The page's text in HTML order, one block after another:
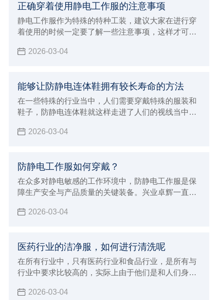
正确穿着使用静电工作服的注意事项
静电工作服作为特殊的特种工装，建议大家在进行穿
着使用的时候一定要了解一些注意事项，这样才可以
2026-03-04
能够让防静电连体鞋拥有较长寿命的方法
在一些特殊的行业当中，人们需要穿戴特殊的服装和
鞋子，防静电连体鞋就这样走进了人们的视线当中，
以自然希望它能够有较长的使用寿命，那么如何才能
2026-03-04
防静电工作服如何穿戴？
在众多对静电敏感的工作环境中，防静电工作服是保
障生产安全与产品质量的关键装备。兴业卓辉一直致
家详细介绍防静电工作服的正确穿戴方法及其重要意
2026-03-04
医药行业的洁净服，如何进行清洗呢
在所有行业中，只有医药行业和食品行业，是所有与
行业中要求比较高的，实际上由于他们是和人们身体
的洁净度上有如此高的要求，今天，小编和大家了解
2026-03-04